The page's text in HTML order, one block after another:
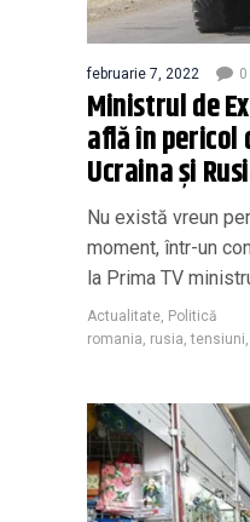
februarie 7, 2022
Ministrul de
află în
Ucraina și
Nu există vreun
moment, într-un
la Prima TV
Actualitate Politică
romania rusia ,tensiuni